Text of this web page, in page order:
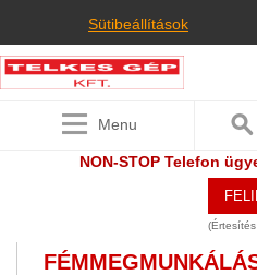
Sütibeállítások
Menu
NON-STOP Telefon
PORKAMRÁK (26)
ÉPÍTŐIPAR (14)
FELÜLETKEZELÉS
FÉMGŐZÖLÉS